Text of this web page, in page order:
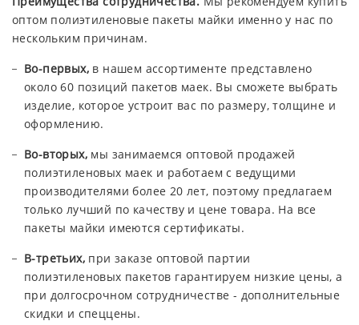
оптом полиэтиленовые пакеты майки именно у нас по
нескольким причинам.
Во-первых, в нашем ассортименте представлено
около 60 позиций пакетов маек. Вы сможете выбрать
изделие, которое устроит вас по размеру, толщине и
оформлению.
Во-вторых, мы занимаемся оптовой продажей
полиэтиленовых маек и работаем с ведущими
производителями более 20 лет, поэтому предлагаем
только лучший по качеству и цене товара. На все
пакеты майки имеются сертификаты.
В-третьих, при заказе оптовой партии
полиэтиленовых пакетов гарантируем низкие цены, а
при долгосрочном сотрудничестве - дополнительные
скидки и спеццены.